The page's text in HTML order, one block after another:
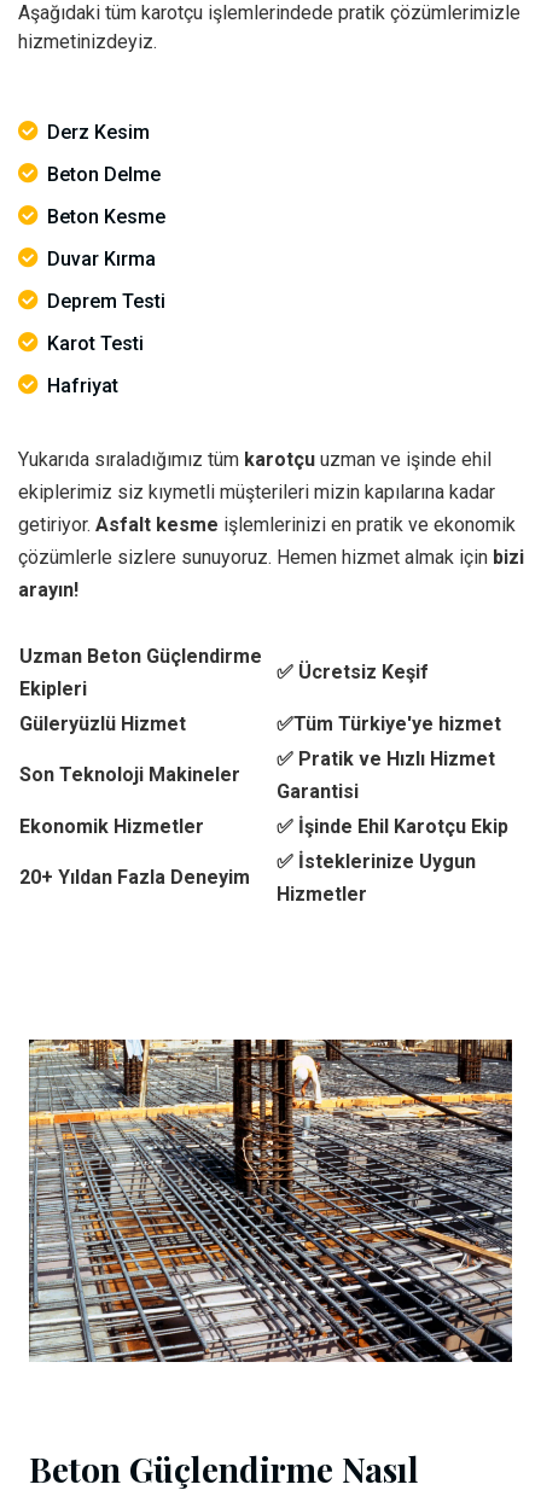
Aşağıdaki tüm karotçu işlemlerindede pratik çözümlerimizle
hizmetinizdeyiz.
Derz Kesim
Beton Delme
Beton Kesme
Duvar Kırma
Deprem Testi
Karot Testi
Hafriyat
Yukarıda sıraladığımız tüm karotçu uzman ve işinde ehil
ekiplerimiz siz kıymetli müşterileri mizin kapılarına kadar
getiriyor. Asfalt kesme işlemlerinizi en pratik ve ekonomik
çözümlerle sizlere sunuyoruz. Hemen hizmet almak için bizi
arayın!
Uzman Beton Güçlendirme
Ekipleri
✅ Ücretsiz Keşif
Güleryüzlü Hizmet ✅Tüm Türkiye'ye hizmet
Son Teknoloji Makineler
✅ Pratik ve Hızlı Hizmet
Garantisi
Ekonomik Hizmetler
✅ İşinde Ehil Karotçu Ekip
20+ Yıldan Fazla Deneyim
✅ İsteklerinize Uygun
Hizmetler
Beton Güçlendirme Nasıl